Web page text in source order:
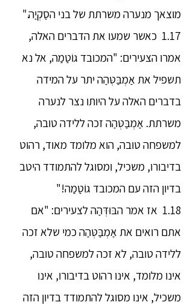
מוצאך מנערה משרתת של בני הסַקְיַה."
1.17 כאשר שמעו את הדברים האלה,
אמרו הצעירים: "המכובד גוֹטַמַה, אל נא
תשפיל את אַמְבַּטְּהַה יתר על המידה
בדברים האלה על היותו נצר לנערה
משרתת. אַמְבַּטְּהַה זכה ללידה טובה,
למשפחה טובה, הוא מלומד מאוד, רהוט
בדיבורו, משכיל, ומסוגל להתמודד היטב
בדיון הזה עם המכובד גוֹטַמַה!"
1.18 אז אמר הבּוּדְּהַה לצעירים: "אם
אתם רואים את אַמְבַּטְּהַה כמי שלא זכה
ללידה טובה, לא זכה למשפחה טובה,
אינו מלומד, אינו רהוט בדיבורו, אינו
משכיל, אינו מסוגל להתמודד בדיון הזה